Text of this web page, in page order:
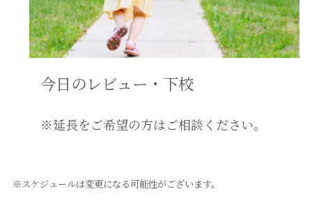
今日のレビュー・下校
※延長をご希望の方はご相談ください。
※スケジュールは変更になる可能性がございます。